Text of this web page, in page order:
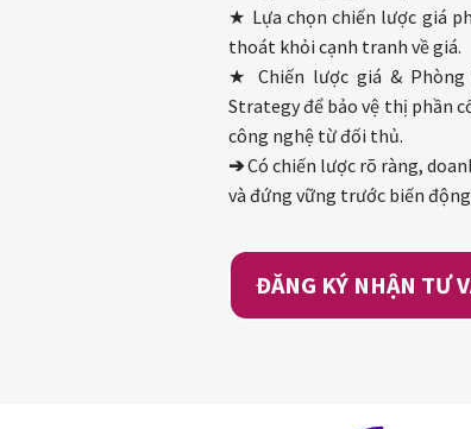
ĐĂNG KÝ NHẬN TƯ
★ Lựa chọn chiến lược giá
thoát khỏi cạnh tranh về giá.
★ Chiến lược giá & Phòng
Strategy để bảo vệ thị phần
công nghệ từ đối thủ.
➔Có chiến lược rõ ràng,
và đứng vững trước biến